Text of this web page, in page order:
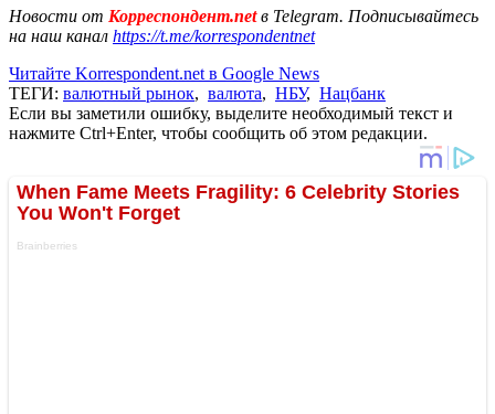
Новости от Корреспондент.netв Telegram. Подписывайтесь
на наш канал https://t.me/korrespondentnet
Читайте Korrespondent.net в Google News
ТЕГИ: валютный рынок, валюта, НБУ, Нацбанк
Если вы заметили ошибку, выделите необходимый текст и
нажмите Ctrl+Enter, чтобы сообщить об этом редакции.